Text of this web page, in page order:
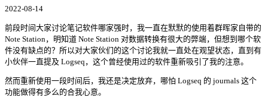
2022-08-14
前段时间大家讨论笔记软件哪家强时，我一直在默默的使用着群晖家自带的
Note Station，明知道 Note Station 对数据转换有很大的弊端，但想到哪个软
件没有缺点的？所以对大家伙们的这个讨论我就一直处在观望状态，直到有
小伙伴一直提及 Logseq，这个曾经使用过的软件重新吸引了我的注意。
然而重新使用一段时间后，我还是决定放弃，哪怕 Logseq 的 journals 这个
功能做得有多么的合我心意。